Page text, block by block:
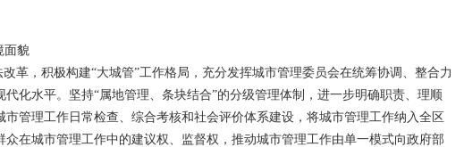
面貌
革，积极构建“大城管”工作格局，充分发挥城市管理委员会在统筹协调、整合力
化水平。坚持“属地管理、条块结合”的分级管理体制，进一步明确职责、理顺
管理工作日常检查、综合考核和社会评价体系建设，将城市管理工作纳入全区
在城市管理工作中的建议权、监督权，推动城市管理工作由单一模式向政府部